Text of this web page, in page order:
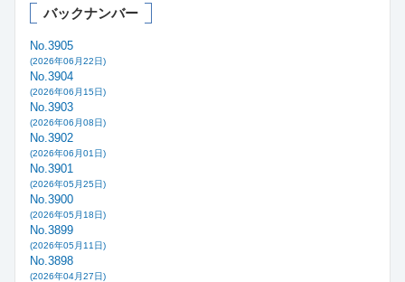
バックナンバー
No.3905
(2026年06月22日)
No.3904
(2026年06月15日)
No.3903
(2026年06月08日)
No.3902
(2026年06月01日)
No.3901
(2026年05月25日)
No.3900
(2026年05月18日)
No.3899
(2026年05月11日)
No.3898
(2026年04月27日)